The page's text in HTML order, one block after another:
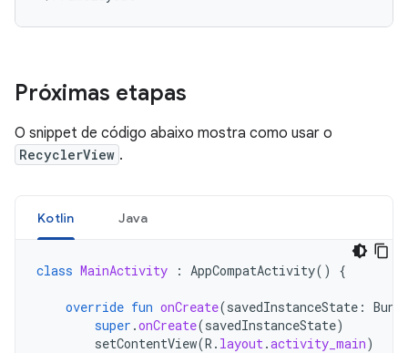
Próximas etapas
O snippet de código abaixo mostra como usar o
RecyclerView .
Kotlin Java
class MainActivity : AppCompatActivity() {
override fun onCreate(savedInstanceState :
super .onCreate(savedInstanceState)
setContentView(R . layout.activity_main)